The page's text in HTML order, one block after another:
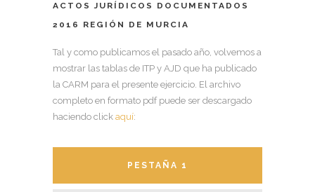
ACTOS JURÍDICOS DOCUMENTADOS
2016 REGIÓN DE MURCIA
Tal y como publicamos el pasado año, volvemos a
mostrar las tablas de ITP y AJD que ha publicado
la CARM para el presente ejercicio. El archivo
completo en formato pdf puede ser descargado
haciendo click aquí:
PESTAÑA 1